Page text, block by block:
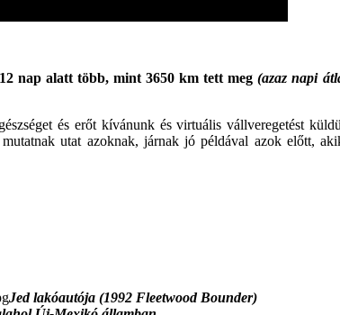
nap alatt több, mint 3650 km tett meg(azaz napi
és erőt kívánunk és virtuális vállveregetést
utat azoknak, járnak jó példával azok előtt,
Jed lakóautója (1992 Fleetwood Bounder)